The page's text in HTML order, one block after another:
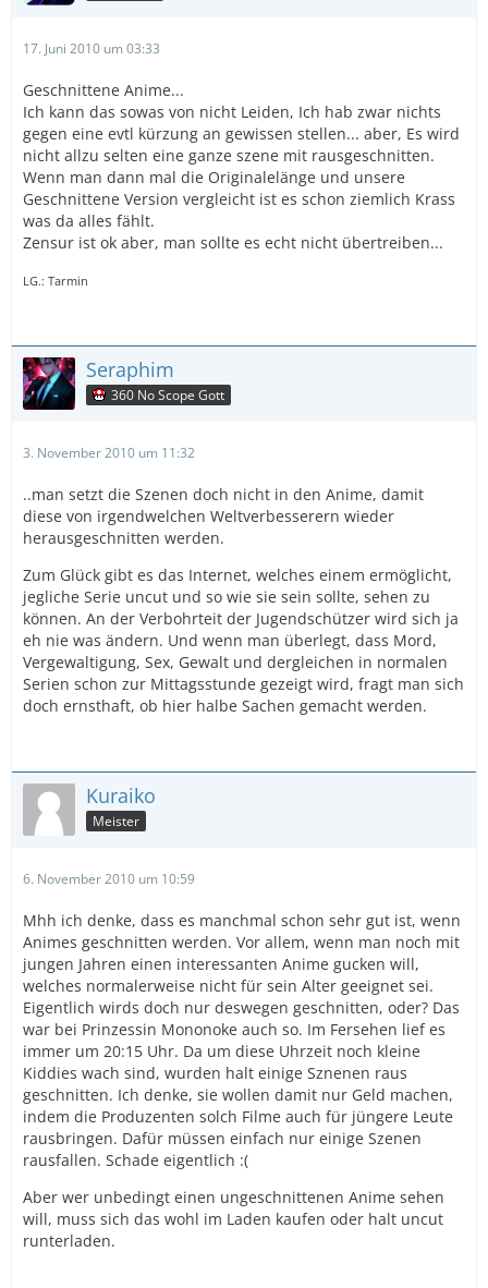
17. Juni 2010 um 03:33
Geschnittene Anime...
Ich kann das sowas von nicht Leiden, Ich hab zwar nichts
gegen eine evtl kürzung an gewissen stellen... aber, Es wird
nicht allzu selten eine ganze szene mit rausgeschnitten.
Wenn man dann mal die Originalelänge und unsere
Geschnittene Version vergleicht ist es schon ziemlich Krass
was da alles fählt.
Zensur ist ok aber, man sollte es echt nicht übertreiben...
LG.: Tarmin
Seraphim
360 No Scope Gott
3. November 2010 um 11:32
..man setzt die Szenen doch nicht in den Anime, damit
diese von irgendwelchen Weltverbesserern wieder
herausgeschnitten werden.
Zum Glück gibt es das Internet, welches einem ermöglicht,
jegliche Serie uncut und so wie sie sein sollte, sehen zu
können. An der Verbohrteit der Jugendschützer wird sich ja
eh nie was ändern. Und wenn man überlegt, dass Mord,
Vergewaltigung, Sex, Gewalt und dergleichen in normalen
Serien schon zur Mittagsstunde gezeigt wird, fragt man sich
doch ernsthaft, ob hier halbe Sachen gemacht werden.
Kuraiko
Meister
6. November 2010 um 10:59
Mhh ich denke, dass es manchmal schon sehr gut ist, wenn
Animes geschnitten werden. Vor allem, wenn man noch mit
jungen Jahren einen interessanten Anime gucken will,
welches normalerweise nicht für sein Alter geeignet sei.
Eigentlich wirds doch nur deswegen geschnitten, oder? Das
war bei Prinzessin Mononoke auch so. Im Fersehen lief es
immer um 20:15 Uhr. Da um diese Uhrzeit noch kleine
Kiddies wach sind, wurden halt einige Sznenen raus
geschnitten. Ich denke, sie wollen damit nur Geld machen,
indem die Produzenten solch Filme auch für jüngere Leute
rausbringen. Dafür müssen einfach nur einige Szenen
rausfallen. Schade eigentlich :(
Aber wer unbedingt einen ungeschnittenen Anime sehen
will, muss sich das wohl im Laden kaufen oder halt uncut
runterladen.